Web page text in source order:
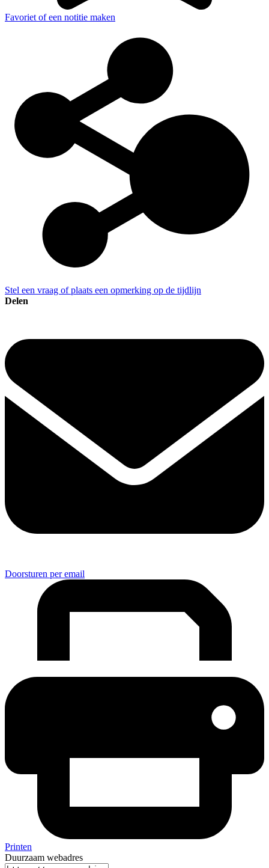
Favoriet of een notitie maken
Stel een vraag of plaats een opmerking op de tijdlijn
Delen
Doorsturen per email
Printen
Duurzaam webadres